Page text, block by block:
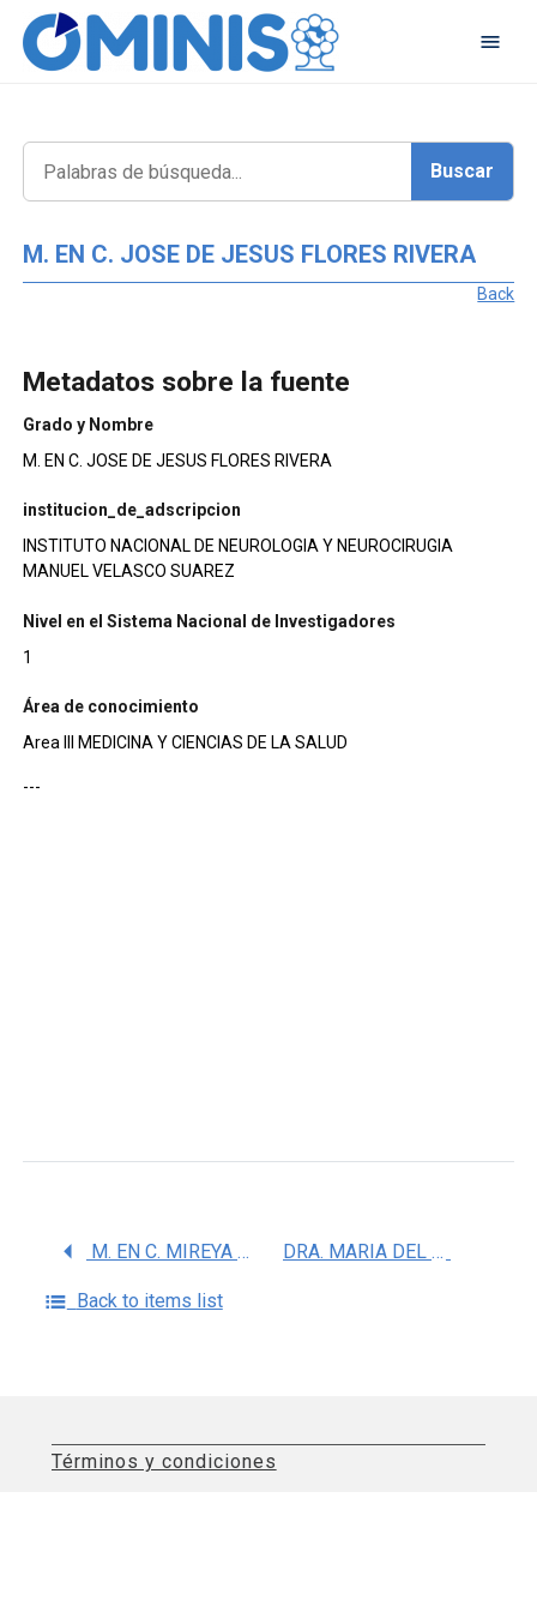
M. EN C. JOSE DE JESUS FLORES RIVERA
Back
Metadatos sobre la fuente
Grado y Nombre
M. EN C. JOSE DE JESUS FLORES RIVERA
institucion_de_adscripcion
INSTITUTO NACIONAL DE NEUROLOGIA Y NEUROCIRUGIA
MANUEL VELASCO SUAREZ
Nivel en el Sistema Nacional de Investigadores
1
Área de conocimiento
Area III MEDICINA Y CIENCIAS DE LA SALUD
---
M. EN C. MIREYA ALEJANDRA CHAVEZ OLIVEROS DRA. MARIA DEL CARMEN RUBIO OSORNIO
Back to items list
Términos y condiciones